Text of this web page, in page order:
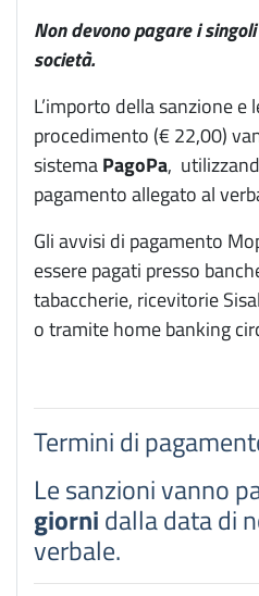
Non devono pagare i
società.
L’importo della sanzione e
procedimento (€ 22,00)
sistemaPagoPa,
pagamento allegato al
Gli avvisi di pagamento
essere pagati presso
tabaccherie, ricevitorie
o tramite home banking
Termini di
Le sanzioni vanno
giornidalla data di
verbale.